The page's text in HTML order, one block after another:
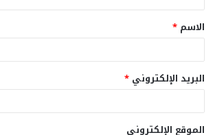
ق
*
الاسم *
البريد الإلكتروني *
الموقع الإلكتروني